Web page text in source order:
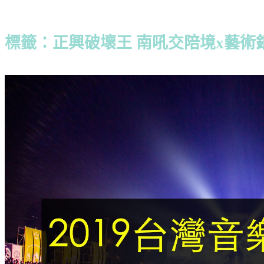
標籤：正興破壞王 南吼交陪境x藝術